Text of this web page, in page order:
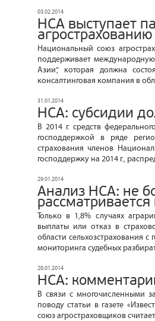
03.02.2014
НСА выступает
Национальный союз
поддерживает
Азии”, которая должна
консалтинговая компания в
31.01.2014
НСА: субсидии
В 2014 г. средств
господдержкой в ряде
страхования членов
господдержку на 2014 г.,
29.01.2014
Анализ НСА: не
рассматривается
Только в 1,8% случаях
выплаты или отказ в
области сельхозстрахования
мониторинга судебных
28.01.2014
НСА:
В связи с многочисленными
поводу статьи в газете
союз агростраховщиков